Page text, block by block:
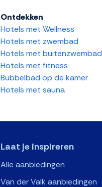
Ontdekken
Hotels met Wellness
Hotels met zwembad
Hotels met buitenzwembad
Hotels met fitness
Bubbelbad op de kamer
Hotels met sauna
Laat je inspireren
Alle aanbiedingen
Van der Valk aanbiedingen